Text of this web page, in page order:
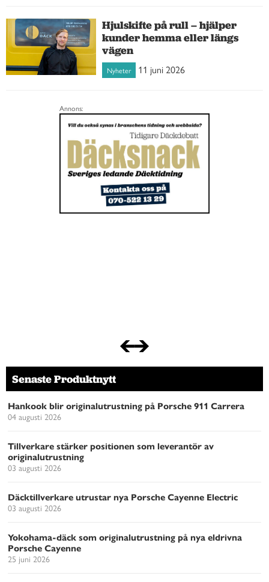
Hjulskifte på rull – hjälper
kunder hemma eller längs
vägen
Nyheter 11 juni 2026
Annons:
Senaste Produktnytt
Hankook blir originalutrustning på Porsche 911 Carrera
04 augusti 2026
Tillverkare stärker positionen som leverantör av
originalutrustning
03 augusti 2026
Däcktillverkare utrustar nya Porsche Cayenne Electric
03 augusti 2026
Yokohama-däck som originalutrustning på nya eldrivna
Porsche Cayenne
25 juni 2026